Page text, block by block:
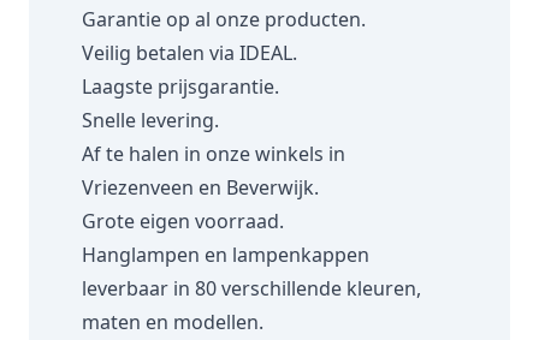
Garantie op al onze producten.
Veilig betalen via IDEAL.
Laagste prijsgarantie.
Snelle levering.
Af te halen in onze winkels in
Vriezenveen en Beverwijk.
Grote eigen voorraad.
Hanglampen en lampenkappen
leverbaar in 80 verschillende kleuren,
maten en modellen.